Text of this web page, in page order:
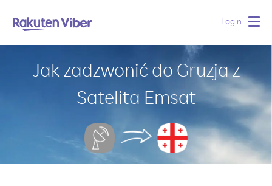
Login
Jak zadzwonić do Gruzja z
Satelita Emsat